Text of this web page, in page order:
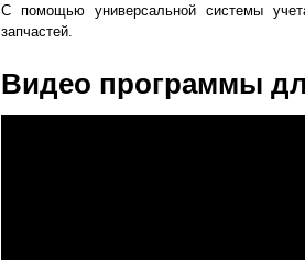
С помощью универсальной системы
запчастей.
Видео программы